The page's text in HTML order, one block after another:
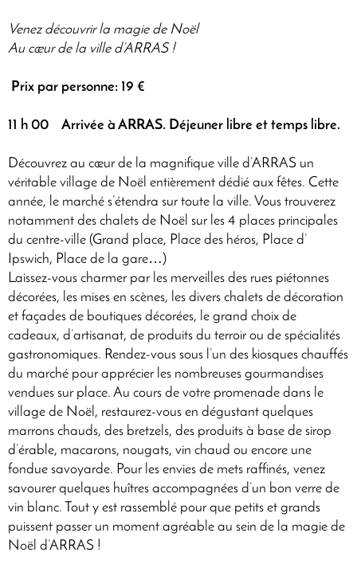
Venez découvrir la magie de Noël
Au cœur de la ville d’ARRAS !
Prix par personne: 19 €
11 h 00 Arrivée à ARRAS. Déjeuner libre et temps libre.
Découvrez au cœur de la magnifique ville d’ARRAS un
véritable village de Noël entièrement dédié aux fêtes. Cette
année, le marché s’étendra sur toute la ville. Vous trouverez
notamment des chalets de Noël sur les 4 places principales
du centre-ville (Grand place, Place des héros, Place d’
Ipswich, Place de la gare…)
Laissez-vous charmer par les merveilles des rues piétonnes
décorées, les mises en scènes, les divers chalets de décoration
et façades de boutiques décorées, le grand choix de
cadeaux, d’artisanat, de produits du terroir ou de spécialités
gastronomiques. Rendez-vous sous l’un des kiosques chauffés
du marché pour apprécier les nombreuses gourmandises
vendues sur place. Au cours de votre promenade dans le
village de Noël, restaurez-vous en dégustant quelques
marrons chauds, des bretzels, des produits à base de sirop
d’érable, macarons, nougats, vin chaud ou encore une
fondue savoyarde. Pour les envies de mets raffinés, venez
savourer quelques huîtres accompagnées d’un bon verre de
vin blanc. Tout y est rassemblé pour que petits et grands
puissent passer un moment agréable au sein de la magie de
Noël d’ARRAS !